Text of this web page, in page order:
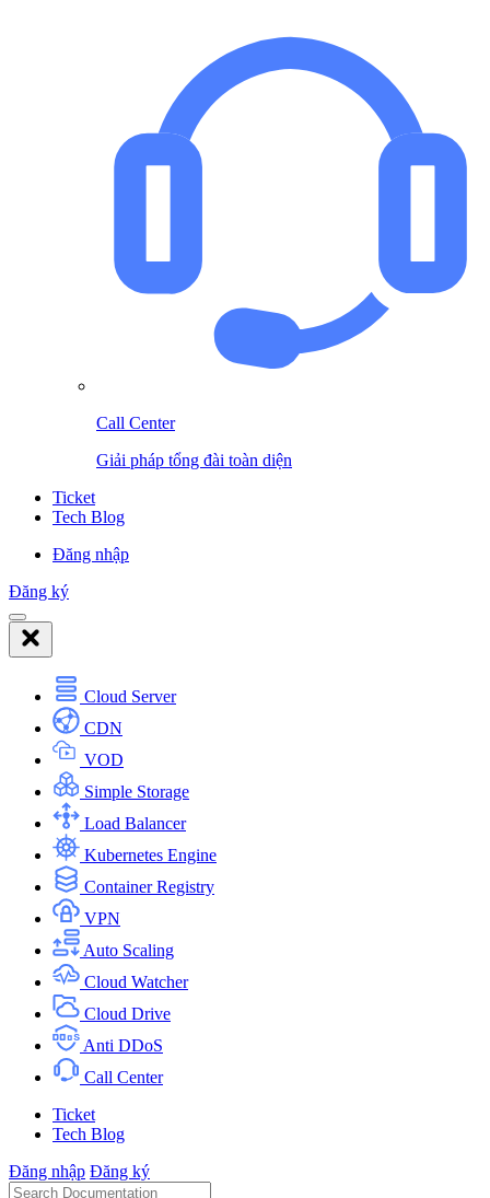
Call Center
Giải pháp tổng đài toàn diện
Ticket
Tech Blog
Đăng nhập
Đăng ký
Cloud Server
CDN
VOD
Simple Storage
Load Balancer
Kubernetes Engine
Container Registry
VPN
Auto Scaling
Cloud Watcher
Cloud Drive
Anti DDoS
Call Center
Ticket
Tech Blog
Đăng nhập Đăng ký